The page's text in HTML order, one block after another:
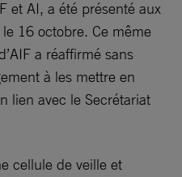
et AI, a été présenté aux
16 octobre. Ce même
a réaffirmé sans
à les mettre en
lien avec le Secrétariat
cellule de veille et